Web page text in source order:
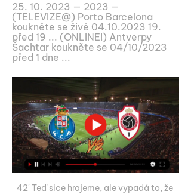
25. 10. 2023 — 2023 —
(TELEVIZE@) Porto Barcelona
koukněte se živě 04.10.2023 19.
před 19 ... (ONLINE!) Antverpy
Šachtar koukněte se 04/10/2023
před 1 dne ...
42' Teď sice hrajeme, ale vypadá to, že